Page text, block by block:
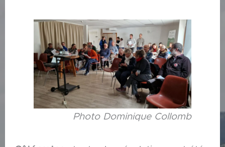
Photo Dominique Collomb